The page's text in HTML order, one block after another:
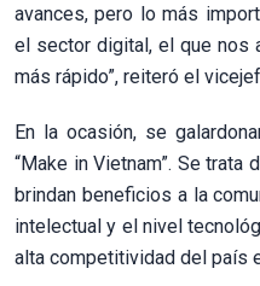
avances, pero lo más
el sector digital, el que nos
más rápido”, reiteró el
En la ocasión, se
“Make in Vietnam”. Se
brindan beneficios a la
intelectual y el nivel
alta competitividad del país